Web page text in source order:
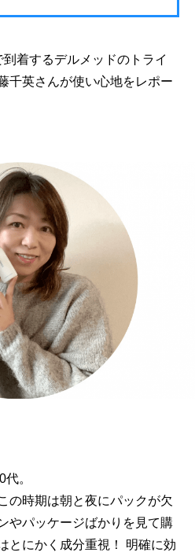
着するデルメッドのトライ
千英さんが使い心地をレポー
。
の時期は朝と夜にパックが欠
やパッケージばかりを見て購
とにかく成分重視！ 明確に効